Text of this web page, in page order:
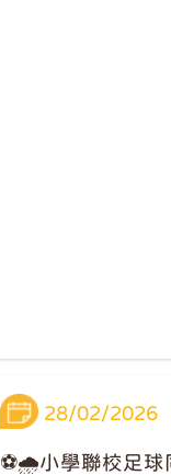
28/02/2026
⚽️🌧️小學聯校足